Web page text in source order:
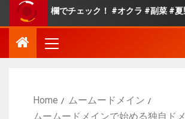
でチェック！ #オクラ #副菜 #夏野菜
Home
ムームードメイン
ムームードメインで始める独自ド